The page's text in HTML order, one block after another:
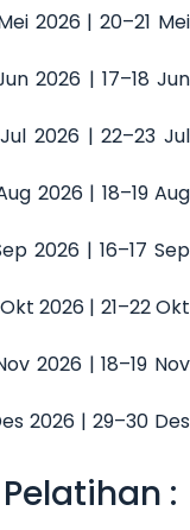
2026 | 20–21 Mei
2026 | 17–18 Jun
2026 | 22–23 Jul
2026 | 18–19 Aug
2026 | 16–17 Sep
2026 | 21–22 Okt
2026 | 18–19 Nov
2026 | 29–30 Des
: